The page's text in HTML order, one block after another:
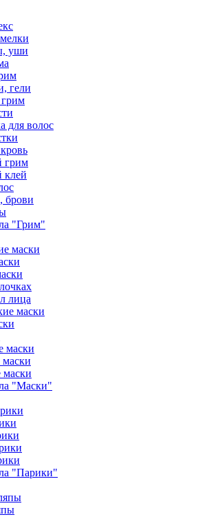
уши
гели
для волос
грим
клей
брови
"Грим"
маски
лица
маски
маски
маски
"Маски"
"Парики"